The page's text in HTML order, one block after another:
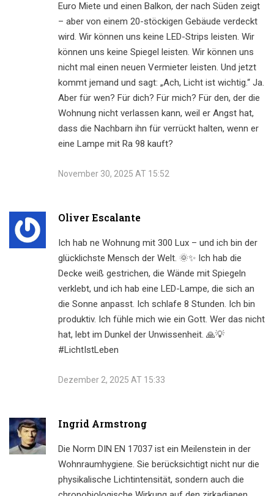
Euro Miete und einen Balkon, der nach Süden zeigt
– aber von einem 20-stöckigen Gebäude verdeckt
wird. Wir können uns keine LED-Strips leisten. Wir
können uns keine Spiegel leisten. Wir können uns
nicht mal einen neuen Vermieter leisten. Und jetzt
kommt jemand und sagt: „Ach, Licht ist wichtig.“ Ja.
Aber für wen? Für dich? Für mich? Für den, der die
Wohnung nicht verlassen kann, weil er Angst hat,
dass die Nachbarn ihn für verrückt halten, wenn er
eine Lampe mit Ra 98 kauft?
November 30, 2025 AT 15:52
Oliver Escalante
Ich hab ne Wohnung mit 300 Lux – und ich bin der
glücklichste Mensch der Welt. 🌞✨ Ich hab die
Decke weiß gestrichen, die Wände mit Spiegeln
verklebt, und ich hab eine LED-Lampe, die sich an
die Sonne anpasst. Ich schlafe 8 Stunden. Ich bin
produktiv. Ich fühle mich wie ein Gott. Wer das nicht
hat, lebt im Dunkel der Unwissenheit. 🙏💡
#LichtIstLeben
Dezember 2, 2025 AT 15:33
Ingrid Armstrong
Die Norm DIN EN 17037 ist ein Meilenstein in der
Wohnraumhygiene. Sie berücksichtigt nicht nur die
physikalische Lichtintensität, sondern auch die